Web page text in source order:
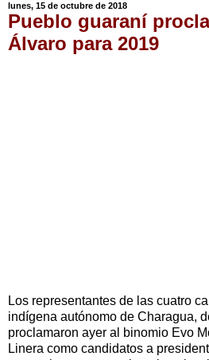
lunes, 15 de octubre de 2018
Pueblo guaraní
Álvaro para 2019
Los representantes de las cuatro
indígena autónomo de Charagua,
proclamaron ayer al binomio Evo
Linera como candidatos a